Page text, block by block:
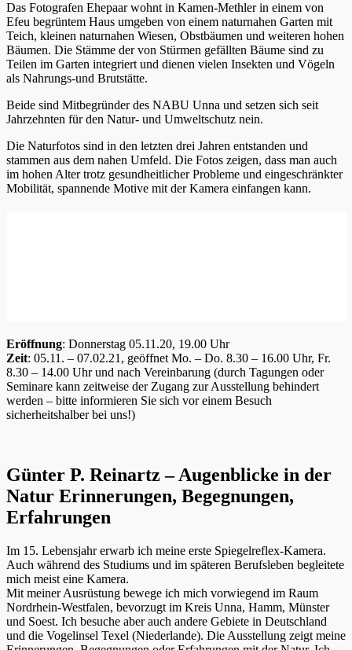
Das Fotografen Ehepaar wohnt in Kamen-Methler in einem von
Efeu begrüntem Haus umgeben von einem naturnahen Garten mit
Teich, kleinen naturnahen Wiesen, Obstbäumen und weiteren hohen
Bäumen. Die Stämme der von Stürmen gefällten Bäume sind zu
Teilen im Garten integriert und dienen vielen Insekten und Vögeln
als Nahrungs-und Brutstätte.
Beide sind Mitbegründer des NABU Unna und setzen sich seit
Jahrzehnten für den Natur- und Umweltschutz nein.
Die Naturfotos sind in den letzten drei Jahren entstanden und
stammen aus dem nahen Umfeld. Die Fotos zeigen, dass man auch
im hohen Alter trotz gesundheitlicher Probleme und eingeschränkter
Mobilität, spannende Motive mit der Kamera einfangen kann.
Eröffnung: Donnerstag 05.11.20, 19.00 Uhr
Zeit: 05.11. – 07.02.21, geöffnet Mo. – Do. 8.30 – 16.00 Uhr, Fr.
8.30 – 14.00 Uhr und nach Vereinbarung (durch Tagungen oder
Seminare kann zeitweise der Zugang zur Ausstellung behindert
werden – bitte informieren Sie sich vor einem Besuch
sicherheitshalber bei uns!)
Günter P. Reinartz – Augenblicke in der
Natur Erinnerungen, Begegnungen,
Erfahrungen
Im 15. Lebensjahr erwarb ich meine erste Spiegelreflex-Kamera.
Auch während des Studiums und im späteren Berufsleben begleitete
mich meist eine Kamera.
Mit meiner Ausrüstung bewege ich mich vorwiegend im Raum
Nordrhein-Westfalen, bevorzugt im Kreis Unna, Hamm, Münster
und Soest. Ich besuche aber auch andere Gebiete in Deutschland
und die Vogelinsel Texel (Niederlande). Die Ausstellung zeigt meine